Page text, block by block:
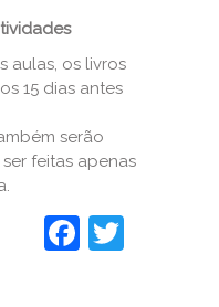
aulas, os livros
15 dias antes
serão
feitas apenas